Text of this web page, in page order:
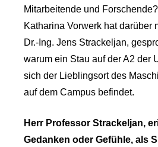
Mitarbeitende und
Katharina Vorwerk hat darüber
Dr.-Ing. Jens Strackeljan,
warum ein Stau auf der A2 der
sich der Lieblingsort des
auf dem Campus befindet.
Herr Professor Strackeljan,
Gedanken oder Gefühle, als